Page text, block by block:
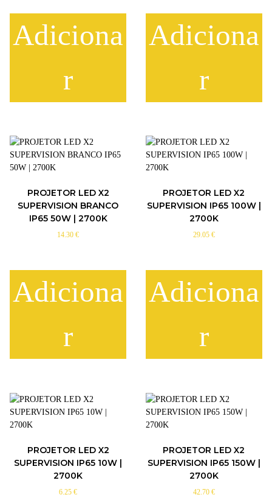
Adiciona
r
Adiciona
r
PROJETOR LED X2
SUPERVISION BRANCO
IP65 50W | 2700K
14.30€
Adiciona
r
PROJETOR LED X2
SUPERVISION IP65 100W |
2700K
29.05 €
Adiciona
r
PROJETOR LED X2
SUPERVISION IP65 10W |
2700K
6.25€
PROJETOR LED X2
SUPERVISION IP65 150W |
2700K
42.70 €